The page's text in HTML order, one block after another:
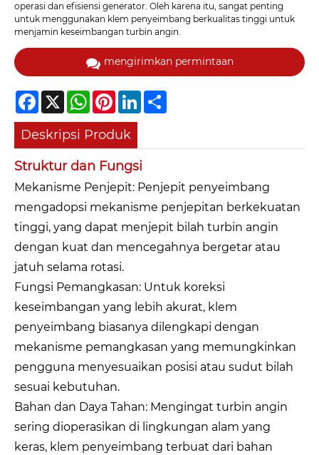
operasi dan efisiensi generator. Oleh karena itu, sangat penting
untuk menggunakan klem penyeimbang berkualitas tinggi untuk
menjamin keseimbangan turbin angin.
mengirimkan permintaan
Facebook
X WhatsAppPinterestLinkedIn
Deskripsi Produk
Struktur dan Fungsi
Mekanisme Penjepit: Penjepit penyeimbang
mengadopsi mekanisme penjepitan berkekuatan
tinggi, yang dapat menjepit bilah turbin angin
dengan kuat dan mencegahnya bergetar atau
jatuh selama rotasi.
Fungsi Pemangkasan: Untuk koreksi
keseimbangan yang lebih akurat, klem
penyeimbang biasanya dilengkapi dengan
mekanisme pemangkasan yang memungkinkan
pengguna menyesuaikan posisi atau sudut bilah
sesuai kebutuhan.
Bahan dan Daya Tahan: Mengingat turbin angin
sering dioperasikan di lingkungan alam yang
keras, klem penyeimbang terbuat dari bahan